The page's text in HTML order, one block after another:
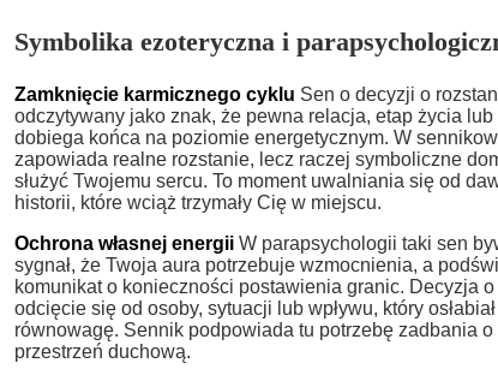
Symbolika ezoteryczna i
Zamknięcie karmicznego cyklu Sen o decyzji o
odczytywany jako znak, że pewna relacja, etap życia
dobiega końca na poziomie energetycznym. W
zapowiada realne rozstanie, lecz raczej symboliczne
służyć Twojemu sercu. To moment uwalniania się od
historii, które wciąż trzymały Cię w miejscu.
Ochrona własnej energii W parapsychologii taki sen
sygnał, że Twoja aura potrzebuje wzmocnienia, a
komunikat o konieczności postawienia granic. Decyzja
odcięcie się od osoby, sytuacji lub wpływu, który
równowagę. Sennik podpowiada tu potrzebę zadbania
przestrzeń duchową.